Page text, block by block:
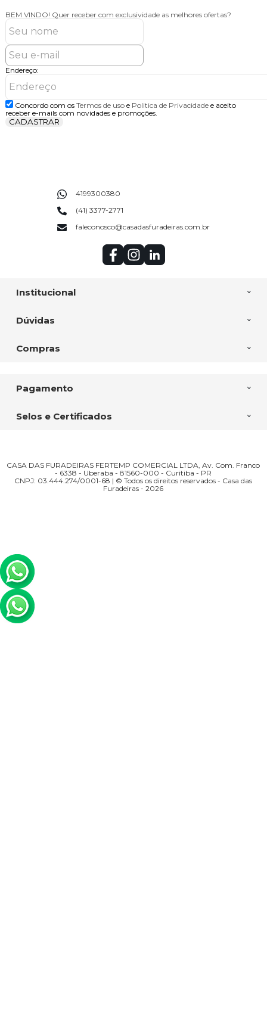
BEM VINDO! Quer receber com exclusividade as melhores ofertas?
Endereço:
Concordo com os Termos de usoe Politica de Privacidadee aceito
receber e-mails com novidades e promoções.
CADASTRAR
Institucional
Dúvidas
Compras
4199300380
(41) 3377-2771
faleconosco@casadasfuradeiras.com.br
Pagamento
Selos e Certificados
CASA DAS FURADEIRAS FERTEMP COMERCIAL LTDA, Av. Com. Franco
- 6338 - Uberaba - 81560-000 - Curitiba - PR
CNPJ: 03.444.274/0001-68 | © Todos os direitos reservados - Casa das
Furadeiras - 2026